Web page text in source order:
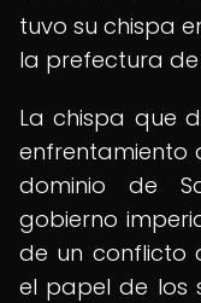
tuvo su chispa
la prefectura de
La chispa que
enfrentamiento
dominio de
gobierno
de un conflicto
el papel de los